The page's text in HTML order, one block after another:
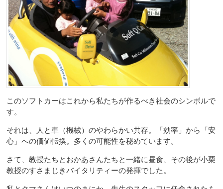
このソフトカーはこれから私たちが作るべき社会のシンボルで
す。
それは、人と車（機械）のやわらかい共存。「効率」から「安
心」への価値転換。多くの可能性を秘めています。
さて、教授たちとおかあさんたちと一緒に昼食、その後が小栗
教授のすさまじきバイタリティーの発揮でした。